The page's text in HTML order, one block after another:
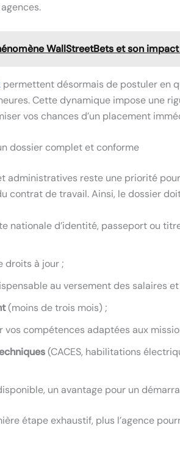
WallStreetBets et son
permettent désormais de postuler en
Cette dynamique impose une
vos chances d’un placement
dossier complet et conforme
administratives reste une priorité
contrat de travail. Ainsi, le dossier
nationale d’identité, passeport ou
à jour ;
au versement des salaires
(moins de trois mois) ;
compétences adaptées aux
(CACES, habilitations
un avantage pour un
étape exhaustif, plus l’agence